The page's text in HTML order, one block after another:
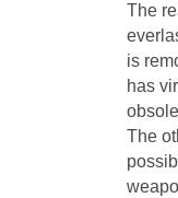
The
is
has
The